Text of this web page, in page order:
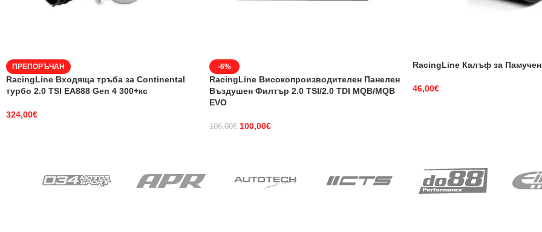
ПРЕПОРЪЧАН
RacingLine Входяща тръба за Continental
турбо 2.0 TSI EA888 Gen 4 300+кс
324,00€
-6%
RacingLine Високопроизводителен Панелен
Въздушен Филтър 2.0 TSI/2.0 TDI MQB/MQB
EVO
106,00€ 100,00€
RacingLine Калъф за
46,00€